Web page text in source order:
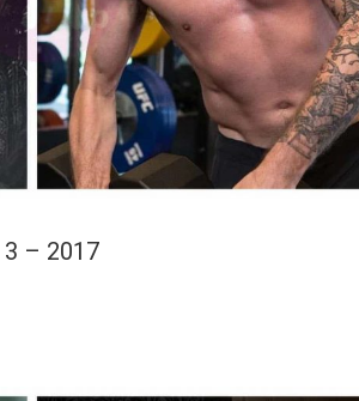
– 2017